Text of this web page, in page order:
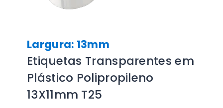
Largura: 13mm
Etiquetas Transparentes em
Plástico Polipropileno
13X11mm T25